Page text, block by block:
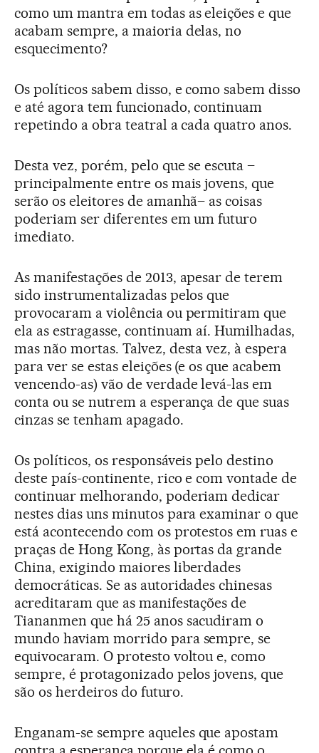
como um mantra em todas as eleições e que
acabam sempre, a maioria delas, no
esquecimento?
Os políticos sabem disso, e como sabem disso
e até agora tem funcionado, continuam
repetindo a obra teatral a cada quatro anos.
Desta vez, porém, pelo que se escuta –
principalmente entre os mais jovens, que
serão os eleitores de amanhã– as coisas
poderiam ser diferentes em um futuro
imediato.
As manifestações de 2013, apesar de terem
sido instrumentalizadas pelos que
provocaram a violência ou permitiram que
ela as estragasse, continuam aí. Humilhadas,
mas não mortas. Talvez, desta vez, à espera
para ver se estas eleições (e os que acabem
vencendo-as) vão de verdade levá-las em
conta ou se nutrem a esperança de que suas
cinzas se tenham apagado.
Os políticos, os responsáveis pelo destino
deste país-continente, rico e com vontade de
continuar melhorando, poderiam dedicar
nestes dias uns minutos para examinar o que
está acontecendo com os protestos em ruas e
praças de Hong Kong, às portas da grande
China, exigindo maiores liberdades
democráticas. Se as autoridades chinesas
acreditaram que as manifestações de
Tiananmen que há 25 anos sacudiram o
mundo haviam morrido para sempre, se
equivocaram. O protesto voltou e, como
sempre, é protagonizado pelos jovens, que
são os herdeiros do futuro.
Enganam-se sempre aqueles que apostam